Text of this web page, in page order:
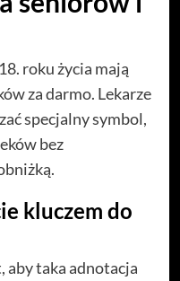
roku życia mają
za darmo. Lekarze
specjalny symbol,
bez
kluczem do
aby taka adnotacja